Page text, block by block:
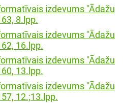
izdevums "Ādažu
8.lpp.
izdevums "Ādažu
16.lpp.
izdevums "Ādažu
13.lpp.
izdevums "Ādažu
12.;13.lpp.